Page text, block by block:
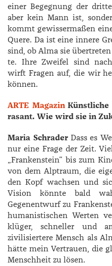
einer Begegnung der
aber kein Mann ist,
kommt gewissermaßen
Quere. Da ist eine innere
sind, ob Alma sie
te. Ihre Zweifel sind
wirft Fragen auf, die wir
können.
ARTE Magazin
rasant. Wie wird sie in
Maria Schrader Dass es
nur eine Frage der Zeit.
„Frankenstein“ bis zum
von dem Alptraum, die
den Kopf wachsen und
Vision könnte bald
Gegenentwurf zu
humanistischen Werten
klüger, schneller und
zivilisiertere Mensch als
hätte mein Vertrauen, die
Menschheit zu lösen.